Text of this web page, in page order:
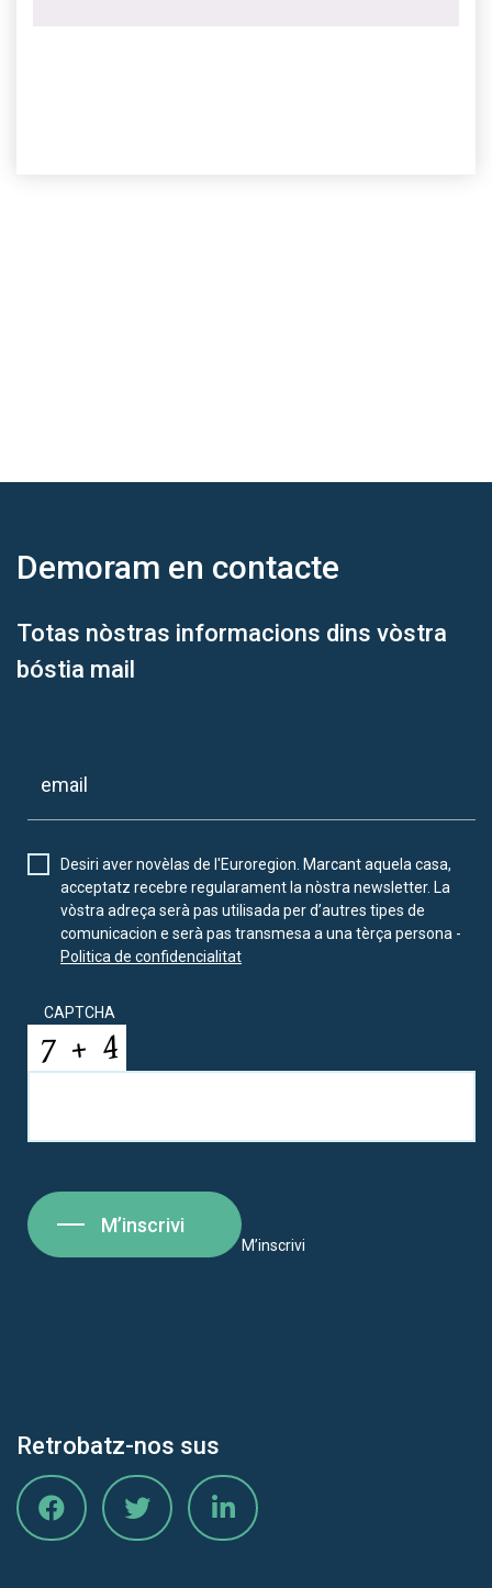
Demoram en contacte
Totas nòstras informacions dins vòstra
bóstia mail
Desiri aver novèlas de l'Euroregion. Marcant aquela casa,
acceptatz recebre regularament la nòstra newsletter. La
vòstra adreça serà pas utilisada per d’autres tipes de
comunicacion e serà pas transmesa a una tèrça persona -
Politica de confidencialitat
CAPTCHA
M’inscrivi
M’inscrivi
Retrobatz-nos sus